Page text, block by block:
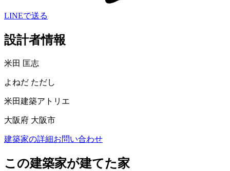
LINEで送る
設計者情報
米田 匡志
よねだ ただし
米田建築アトリエ
大阪府 大阪市
建築家の詳細お問い合わせ
この建築家が建てた家